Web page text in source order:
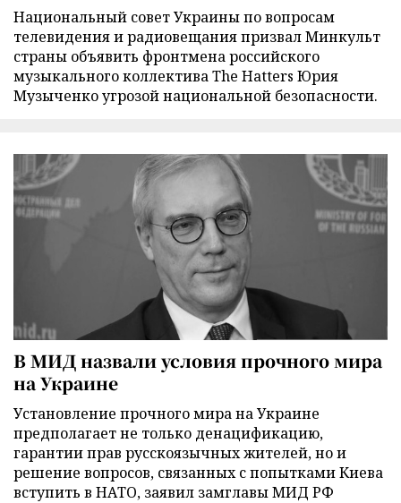
Национальный совет Украины по вопросам
телевидения и радиовещания призвал Минкульт
страны объявить фронтмена российского
музыкального коллектива The Hatters Юрия
Музыченко угрозой национальной безопасности.
В МИД назвали условия прочного мира
на Украине
Установление прочного мира на Украине
предполагает не только денацификацию,
гарантии прав русскоязычных жителей, но и
решение вопросов, связанных с попытками Киева
вступить в НАТО, заявил замглавы МИД РФ